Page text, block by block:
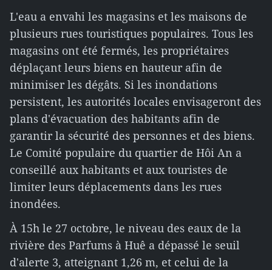
L'eau a envahi les magasins et les maisons de
plusieurs rues touristiques populaires. Tous les
magasins ont été fermés, les propriétaires
déplaçant leurs biens en hauteur afin de
minimiser les dégâts. Si les inondations
persistent, les autorités locales envisageront des
plans d'évacuation des habitants afin de
garantir la sécurité des personnes et des biens.
Le Comité populaire du quartier de Hôi An a
conseillé aux habitants et aux touristes de
limiter leurs déplacements dans les rues
inondées.
À 15h le 27 octobre, le niveau des eaux de la
rivière des Parfums à Huê a dépassé le seuil
d'alerte 3, atteignant 1,26 m, et celui de la